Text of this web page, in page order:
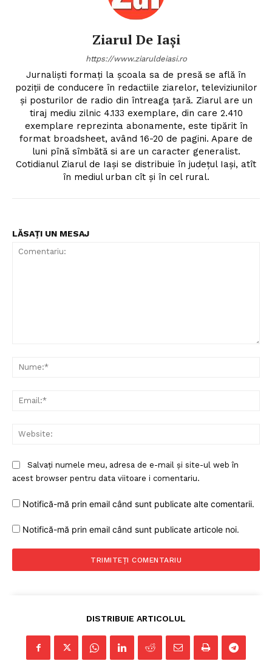
Ziarul De Iași
https://www.ziaruldeiasi.ro
Jurnalişti formaţi la şcoala sa de presă se află în
poziţii de conducere în redactiile ziarelor, televiziunilor
şi posturilor de radio din întreaga ţară. Ziarul are un
tiraj mediu zilnic 4.133 exemplare, din care 2.410
exemplare reprezinta abonamente, este tipărit în
format broadsheet, având 16-20 de pagini. Apare de
luni pînă sîmbătă si are un caracter generalist.
Cotidianul Ziarul de Iaşi se distribuie în judeţul Iaşi, atît
în mediul urban cît şi în cel rural.
LĂSAȚI UN MESAJ
Salvați numele meu, adresa de e-mail și site-ul web în
acest browser pentru data viitoare i comentariu.
Notifică-mă prin email când sunt publicate alte comentarii.
Notifică-mă prin email când sunt publicate articole noi.
DISTRIBUIE ARTICOLUL